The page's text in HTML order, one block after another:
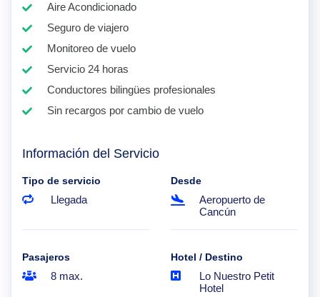
Aire Acondicionado
Seguro de viajero
Monitoreo de vuelo
Servicio 24 horas
Conductores bilingües profesionales
Sin recargos por cambio de vuelo
Información del Servicio
Tipo de servicio
Llegada
Desde
Aeropuerto de
Cancún
Pasajeros
8 max.
Hotel / Destino
Lo Nuestro Petit
Hotel